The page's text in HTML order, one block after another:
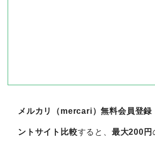
メルカリ（mercari）無料会員登録
ントサイト比較すると、 最大200円